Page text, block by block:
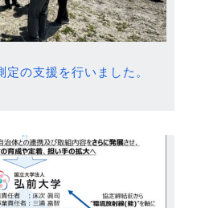
の支援を行いました。